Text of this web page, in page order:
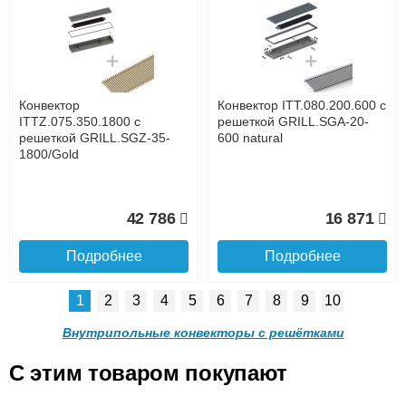
до подъезда
услуга платная
Конвектор ITT.080.200.1300
с решеткой GRILL.SGW-20-
1300 венге
35 326
Подробнее
Конвектор ITT.080.200.1000
с решеткой GRILL.SGW-20-
1000 венге
28 391
Конвектор ITT.080.200.900 с
решеткой GRILL.SGW-20-
900 венге
Конвектор ITT.080.200.800 с
решеткой GRILL.SGW-20-
800 венге
Конвектор
ITTZ.075.350.1800 с
решеткой GRILL.SGZ-35-
1800/Gold
42 786
Подробнее
Конвектор ITT.080.200.600 с
решеткой GRILL.SGA-20-
600 natural
16 871
Подробнее
1 2 3 4 5 6 7 8 9 10
Внутрипольные конвекторы с решётками
C этим товаром покупают